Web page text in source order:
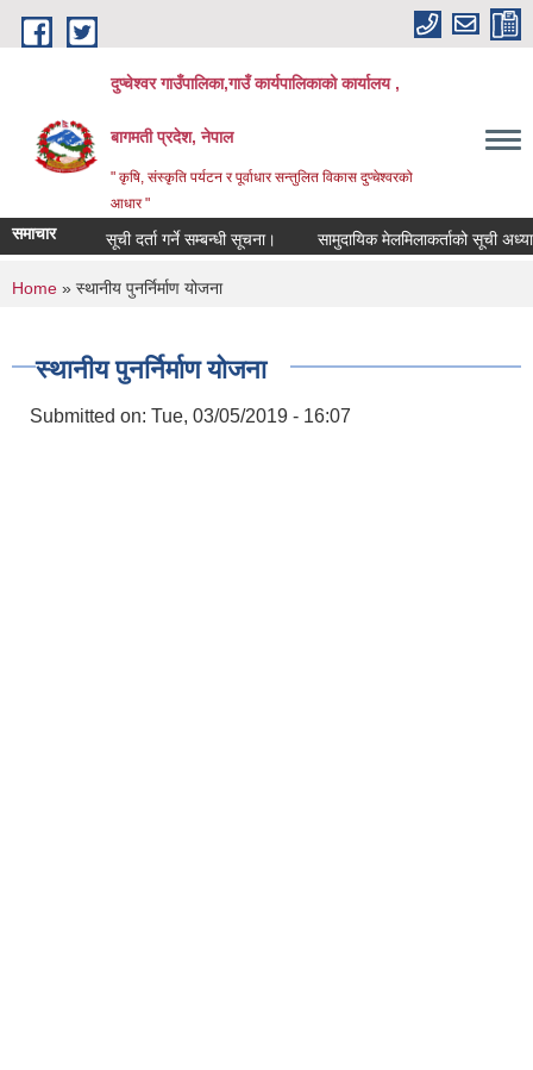
Skip to main content
दुप्चेश्वर गाउँपालिका,गाउँ कार्यपालिकाको कार्यालय ,
बागमती प्रदेश, नेपाल
" कृषि, संस्कृति पर्यटन र पूर्वाधार सन्तुलित विकास दुप्चेश्वरको
आधार "
समाचार सूची दर्ता गर्ने सम्बन्धी सूचना। सामुदायिक मेलमिलाकर्ताको सूची
You are here
Home » स्थानीय पुनर्निर्माण योजना
स्थानीय पुनर्निर्माण योजना
Submitted on: Tue, 03/05/2019 - 16:07